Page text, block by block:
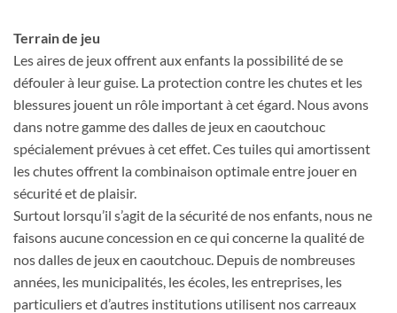
Terrain de jeu
Les aires de jeux offrent aux enfants la possibilité de se
défouler à leur guise. La protection contre les chutes et les
blessures jouent un rôle important à cet égard. Nous avons
dans notre gamme des dalles de jeux en caoutchouc
spécialement prévues à cet effet. Ces tuiles qui amortissent
les chutes offrent la combinaison optimale entre jouer en
sécurité et de plaisir.
Surtout lorsqu’il s’agit de la sécurité de nos enfants, nous ne
faisons aucune concession en ce qui concerne la qualité de
nos dalles de jeux en caoutchouc. Depuis de nombreuses
années, les municipalités, les écoles, les entreprises, les
particuliers et d’autres institutions utilisent nos carreaux